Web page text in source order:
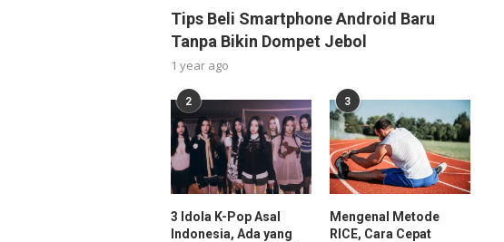
Tips Beli Smartphone Android Baru
Tanpa Bikin Dompet Jebol
1 year ago
2
3 Idola K-Pop Asal
Indonesia, Ada yang
3
Mengenal Metode
RICE, Cara Cepat